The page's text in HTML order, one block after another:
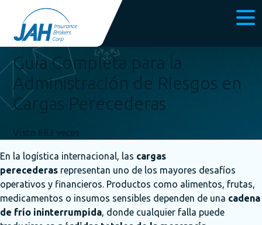
Publicado el 3 febrero, 2026
Guía Completa para la
Administración de Riesgos en
Cargas Perecederas
Visto 683 veces
En la logística internacional, las cargas
perecederas representan uno de los mayores desafíos
operativos y financieros. Productos como alimentos, frutas,
medicamentos o insumos sensibles dependen de una cadena
de frío ininterrumpida, donde cualquier falla puede